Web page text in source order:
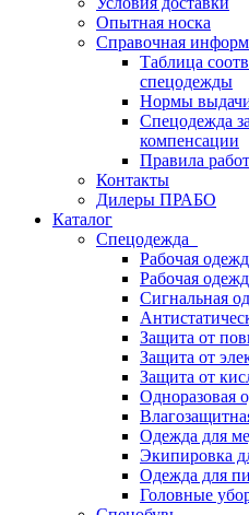
Опытная носка
Справочная
Таблица
спецодежды
Нормы
Спецодежда
компенсации
Правила
Контакты
Дилеры ПРАБО
Каталог
Спецодежда
Рабочая
Рабочая
Сигнальная
Защита от
Защита от
Защита от
Одноразовая
Одежда для
Экипировка
Одежда для
Головные